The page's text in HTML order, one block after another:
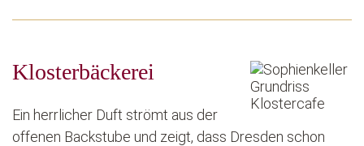
Klosterbäckerei
Ein herrlicher Duft strömt aus der
offenen Backstube und zeigt, dass Dresden schon